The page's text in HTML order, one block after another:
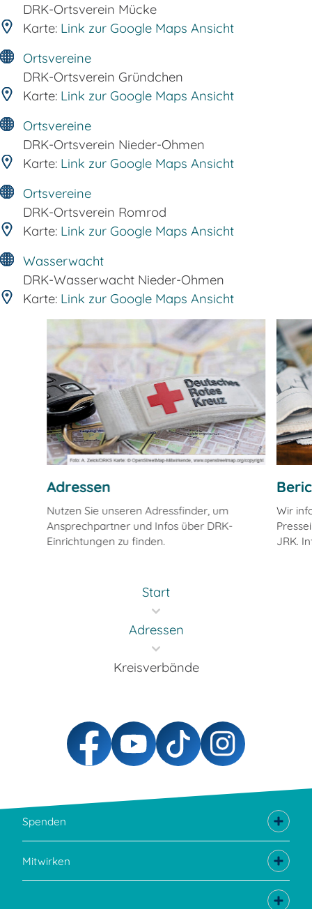
DRK-Ortsverein Mücke
Karte: Link zur Google Maps Ansicht
Ortsvereine
DRK-Ortsverein Gründchen
Karte: Link zur Google Maps Ansicht
Ortsvereine
DRK-Ortsverein Nieder-Ohmen
Karte: Link zur Google Maps Ansicht
Ortsvereine
DRK-Ortsverein Romrod
Karte: Link zur Google Maps Ansicht
Wasserwacht
DRK-Wasserwacht Nieder-Ohmen
Karte: Link zur Google Maps Ansicht
Adressen
Nutzen Sie unseren Adressfinder, um
Ansprechpartner und Infos über DRK-
Einrichtungen zu finden.
Wir
JRK.
Start
Adressen
Kreisverbände
Spenden
Mitwirken